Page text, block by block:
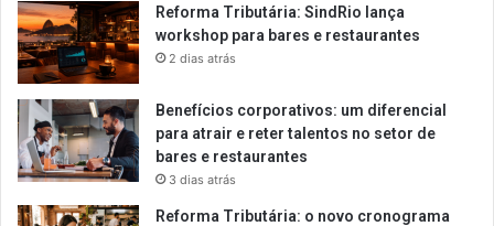
Reforma Tributária: SindRio lança
workshop para bares e restaurantes
2 dias atrás
Benefícios corporativos: um diferencial
para atrair e reter talentos no setor de
bares e restaurantes
3 dias atrás
Reforma Tributária: o novo cronograma